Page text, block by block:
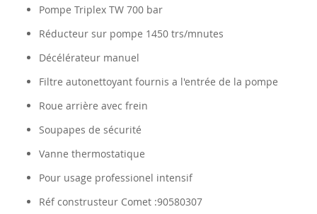
Pompe Triplex TW 700 bar
Réducteur sur pompe 1450 trs/mnutes
Décélérateur manuel
Filtre autonettoyant fournis a l'entrée de la pompe
Roue arrière avec frein
Soupapes de sécurité
Vanne thermostatique
Pour usage professionel intensif
Réf construsteur Comet :90580307